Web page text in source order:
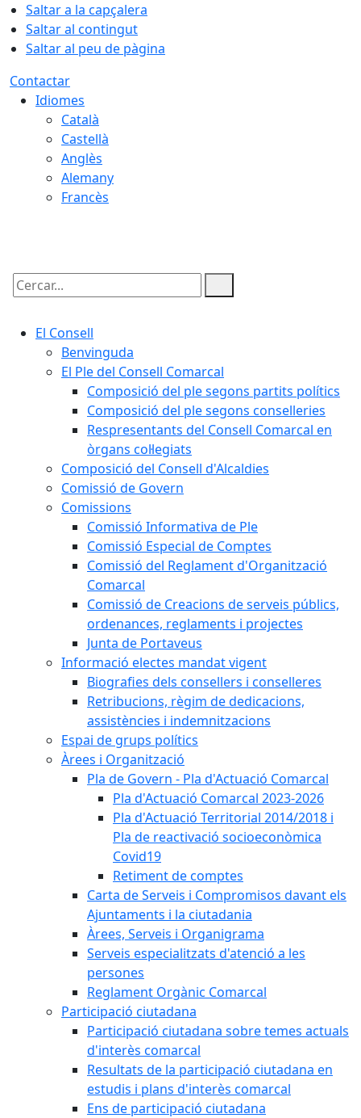
Saltar a la capçalera
Saltar al contingut
Saltar al peu de pàgina
Contactar
Idiomes
Català
Castellà
Anglès
Alemany
Francès
Cercar:
El Consell
Benvinguda
El Ple del Consell Comarcal
Composició del ple segons partits polítics
Composició del ple segons conselleries
Respresentants del Consell Comarcal en
òrgans col·legiats
Composició del Consell d'Alcaldies
Comissió de Govern
Comissions
Comissió Informativa de Ple
Comissió Especial de Comptes
Comissió del Reglament d'Organització
Comarcal
Comissió de Creacions de serveis públics,
ordenances, reglaments i projectes
Junta de Portaveus
Informació electes mandat vigent
Biografies dels consellers i conselleres
Retribucions, règim de dedicacions,
assistències i indemnitzacions
Espai de grups polítics
Àrees i Organització
Pla de Govern - Pla d'Actuació Comarcal
Pla d'Actuació Comarcal 2023-2026
Pla d'Actuació Territorial 2014/2018 i
Pla de reactivació socioeconòmica
Covid19
Retiment de comptes
Carta de Serveis i Compromisos davant els
Ajuntaments i la ciutadania
Àrees, Serveis i Organigrama
Serveis especialitzats d'atenció a les
persones
Reglament Orgànic Comarcal
Participació ciutadana
Participació ciutadana sobre temes actuals
d'interès comarcal
Resultats de la participació ciutadana en
estudis i plans d'interès comarcal
Ens de participació ciutadana